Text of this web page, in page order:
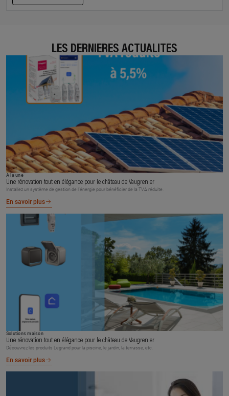
LES DERNIÈRES ACTUALITÉS
À la une
Une rénovation tout en élégance pour le château de Vaugrenier
Installez un système de gestion de l’énergie pour bénéficier de la TVA réduite.
En savoir plus
Solutions maison
Une rénovation tout en élégance pour le château de Vaugrenier
Découvrez les produits Legrand pour la piscine, le jardin, la terrasse, etc.
En savoir plus